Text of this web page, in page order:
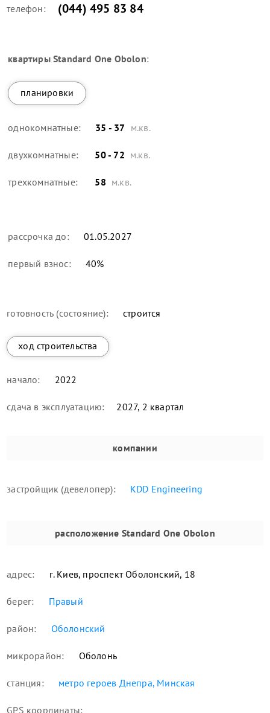
телефон: (044) 495 83 84
квартирыStandard One Obolon:
планировки
однокомнатные: 35 - 37 м.кв.
двухкомнатные: 50 - 72 м.кв.
трехкомнатные: 58 м.кв.
рассрочка до: 01.05.2027
первый взнос: 40%
готовность (состояние): строится
ход строительства
начало: 2022
сдача в эксплуатацию: 2027, 2 квартал
компании
застройщик (девелопер): KDD Engineering
расположение Standard One Obolon
адрес: г. Киев, проспект Оболонский, 18
берег: Правый
район: Оболонский
микрорайон: Оболонь
станция: метро героев Днепра, Минская
GPS координаты: